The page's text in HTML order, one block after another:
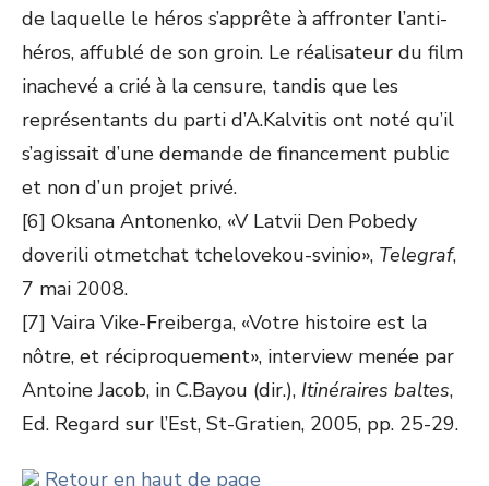
de laquelle le héros s’apprête à affronter l’anti-
héros, affublé de son groin. Le réalisateur du film
inachevé a crié à la censure, tandis que les
représentants du parti d’A.Kalvitis ont noté qu’il
s’agissait d’une demande de financement public
et non d’un projet privé.
[6] Oksana Antonenko, «V Latvii Den Pobedy
doverili otmetchat tchelovekou-svinio», Telegraf,
7 mai 2008.
[7] Vaira Vike-Freiberga, «Votre histoire est la
nôtre, et réciproquement», interview menée par
Antoine Jacob, in C.Bayou (dir.), Itinéraires baltes,
Ed. Regard sur l’Est, St-Gratien, 2005, pp. 25-29.
Retour en haut de page